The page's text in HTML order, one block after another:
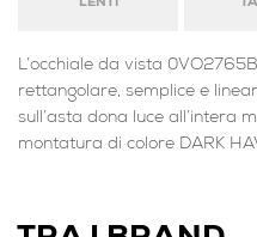
LENTI
L’occhiale da vista
rettangolare, semplice e
sull’asta dona luce all’intera
montatura di colore DARK